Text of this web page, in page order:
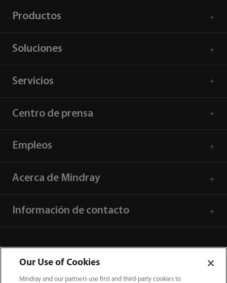
Productos
Soluciones
Servicios
Centro de prensa
Empleos
Acerca de Mindray
Información de contacto
Our Use of Cookies
Mindray and our partners use first and third-party cookies to